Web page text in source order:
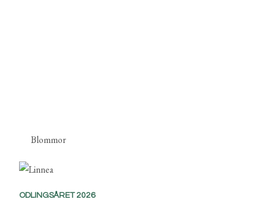
Blommor
ODLINGSÅRET 2026